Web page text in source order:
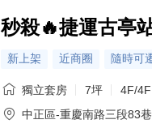
秒殺🔥捷運古亭
新上架 近商圈 隨時可
獨立套房 7坪
4F/4F
中正區-重慶南路三段83巷